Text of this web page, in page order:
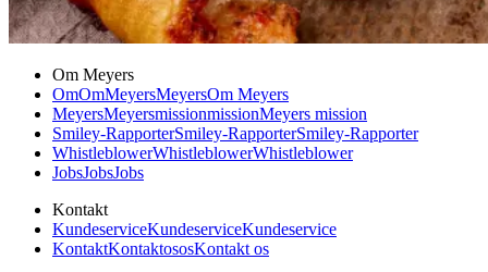
Om Meyers
OmOmMeyersMeyersOm Meyers
MeyersMeyersmissionmissionMeyers mission
Smiley-RapporterSmiley-RapporterSmiley-Rapporter
WhistleblowerWhistleblowerWhistleblower
JobsJobsJobs
Kontakt
KundeserviceKundeserviceKundeservice
KontaktKontaktososKontakt os